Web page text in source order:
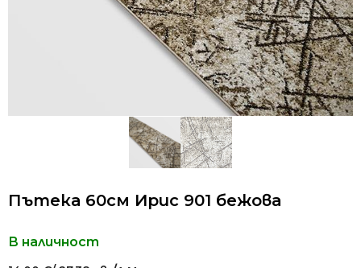
Пътека 60см Ирис 901 бежова
В наличност